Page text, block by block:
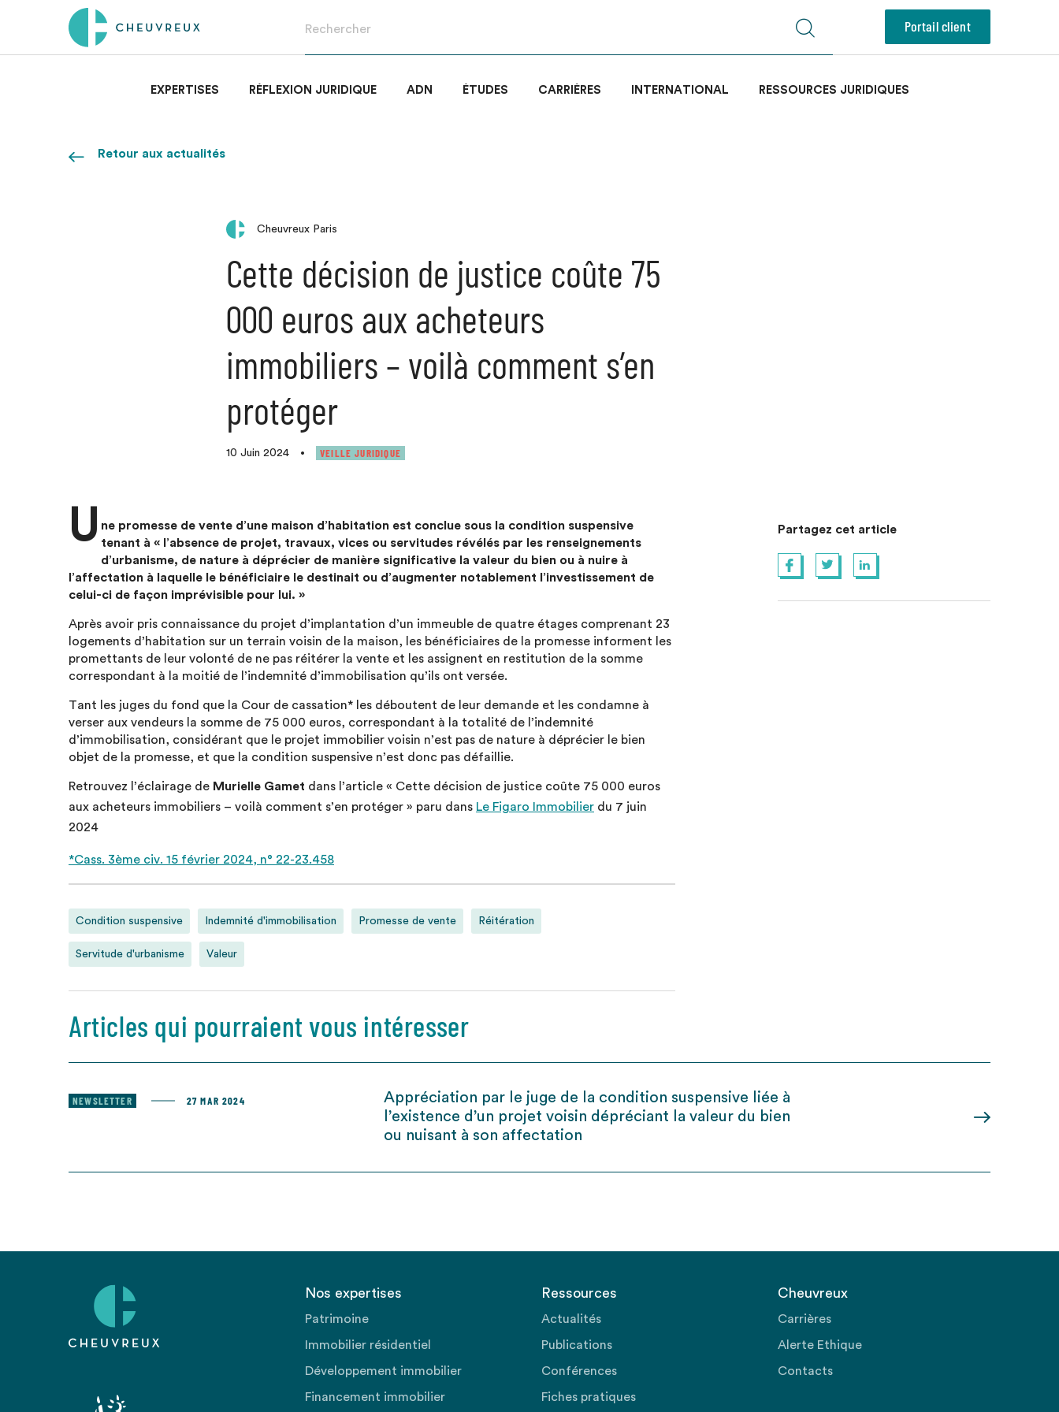
Portail client
EXPERTISES RÉFLEXION JURIDIQUE ADN ÉTUDES CARRIÈRES INTERNATIONAL RESSOURCES JURIDIQUES
Retour aux actualités
Cheuvreux Paris
Cette décision de justice coûte 75
000 euros aux acheteurs
immobiliers – voilà comment s’en
protéger
10 Juin 2024 • VEILLE JURIDIQUE
U ne promesse de vente d’une maison d’habitation est conclue sous la condition suspensive
tenant à « l’absence de projet, travaux, vices ou servitudes révélés par les renseignements
d’urbanisme, de nature à déprécier de manière significative la valeur du bien ou à nuire à
l’affectation à laquelle le bénéficiaire le destinait ou d’augmenter notablement l’investissement de
celui-ci de façon imprévisible pour lui. »
Après avoir pris connaissance du projet d’implantation d’un immeuble de quatre étages comprenant 23
logements d’habitation sur un terrain voisin de la maison, les bénéficiaires de la promesse informent les
promettants de leur volonté de ne pas réitérer la vente et les assignent en restitution de la somme
correspondant à la moitié de l’indemnité d’immobilisation qu’ils ont versée.
Tant les juges du fond que la Cour de cassation* les déboutent de leur demande et les condamne à
verser aux vendeurs la somme de 75 000 euros, correspondant à la totalité de l’indemnité
d’immobilisation, considérant que le projet immobilier voisin n’est pas de nature à déprécier le bien
objet de la promesse, et que la condition suspensive n’est donc pas défaillie.
Retrouvez l’éclairage de Murielle Gamet dans l’article « Cette décision de justice coûte 75 000 euros
aux acheteurs immobiliers – voilà comment s’en protéger » paru dans Le Figaro Immobilier du 7 juin
2024
*Cass. 3ème civ. 15 février 2024, n° 22-23.458
Condition suspensive Indemnité d'immobilisation Promesse de vente Réitération
Servitude d'urbanisme Valeur
Partagez cet article
Articles qui pourraient vous intéresser
NEWSLETTER 27 MAR 2024
Appréciation par le juge de la condition suspensive liée à
l’existence d’un projet voisin dépréciant la valeur du bien
ou nuisant à son affectation
Nos expertises
Patrimoine
Immobilier résidentiel
Développement immobilier
Financement immobilier
Ressources
Actualités
Publications
Conférences
Fiches pratiques
Cheuvreux
Carrières
Alerte Ethique
Contacts